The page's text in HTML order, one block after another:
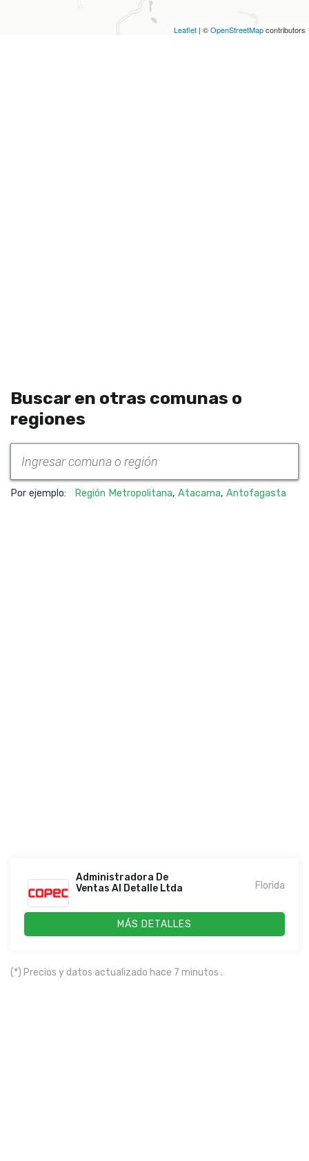
Leaflet | ©OpenStreetMapcontributors
Buscar en otras comunas o
regiones
Por ejemplo: Región Metropolitana, Atacama, Antofagasta
Administradora De
Ventas Al Detalle Ltda
Florida
MÁS DETALLES
(*) Precios y datos actualizado hace 7 minutos .